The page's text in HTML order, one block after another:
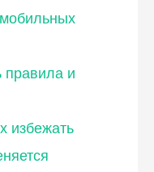
правила и
избежать